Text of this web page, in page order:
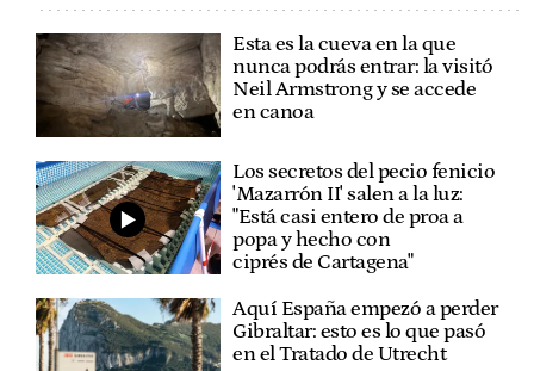
Esta es la cueva en la que
nunca podrás entrar: la visitó
Neil Armstrong y se accede
en canoa
Los secretos del pecio fenicio
'Mazarrón II' salen a la luz:
"Está casi entero de proa a
popa y hecho con
ciprés de Cartagena"
Aquí España empezó a perder
Gibraltar: esto es lo que pasó
en el Tratado de Utrecht